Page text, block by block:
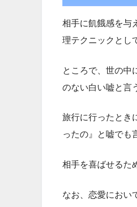
相手に飢餓感を与
理テクニックとし
ところで、世の中
のない白い嘘と言
旅行に行ったとき
ったの』と嘘でも
相手を喜ばせるた
なお、恋愛におい